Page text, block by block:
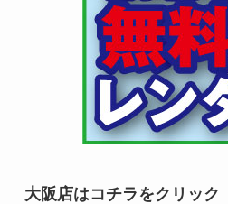
大阪店はコチラをクリック